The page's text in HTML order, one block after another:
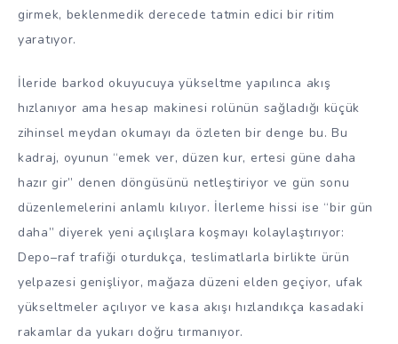
girmek, beklenmedik derecede tatmin edici bir ritim
yaratıyor.
İleride barkod okuyucuya yükseltme yapılınca akış
hızlanıyor ama hesap makinesi rolünün sağladığı küçük
zihinsel meydan okumayı da özleten bir denge bu. Bu
kadraj, oyunun “emek ver, düzen kur, ertesi güne daha
hazır gir” denen döngüsünü netleştiriyor ve gün sonu
düzenlemelerini anlamlı kılıyor. İlerleme hissi ise “bir gün
daha” diyerek yeni açılışlara koşmayı kolaylaştırıyor:
Depo–raf trafiği oturdukça, teslimatlarla birlikte ürün
yelpazesi genişliyor, mağaza düzeni elden geçiyor, ufak
yükseltmeler açılıyor ve kasa akışı hızlandıkça kasadaki
rakamlar da yukarı doğru tırmanıyor.